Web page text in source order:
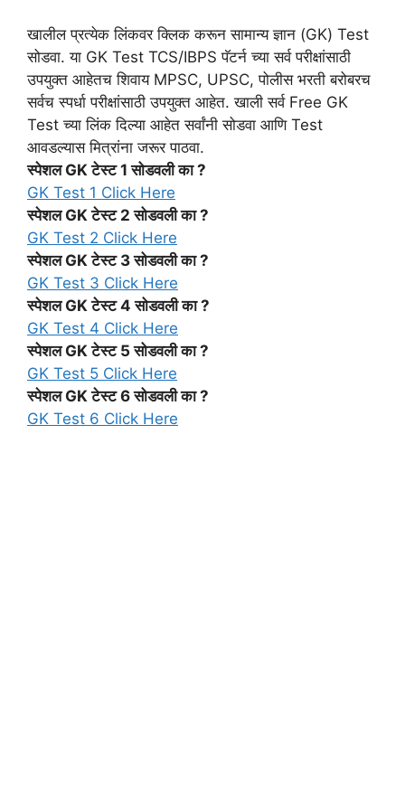
खालील प्रत्येक लिंकवर क्लिक करून सामान्य ज्ञान (GK) Test
सोडवा. या GK Test TCS/IBPS पॅटर्न च्या सर्व परीक्षांसाठी
उपयुक्त आहेतच शिवाय MPSC, UPSC, पोलीस भरती बरोबरच
सर्वच स्पर्धा परीक्षांसाठी उपयुक्त आहेत. खाली सर्व Free GK
Test च्या लिंक दिल्या आहेत सर्वांनी सोडवा आणि Test
आवडल्यास मित्रांना जरूर पाठवा.
स्पेशल GK टेस्ट 1 सोडवली का ?
GK Test 1 Click Here
स्पेशल GK टेस्ट 2 सोडवली का ?
GK Test 2 Click Here
स्पेशल GK टेस्ट 3 सोडवली का ?
GK Test 3 Click Here
स्पेशल GK टेस्ट 4 सोडवली का ?
GK Test 4 Click Here
स्पेशल GK टेस्ट 5 सोडवली का ?
GK Test 5 Click Here
स्पेशल GK टेस्ट 6 सोडवली का ?
GK Test 6 Click Here